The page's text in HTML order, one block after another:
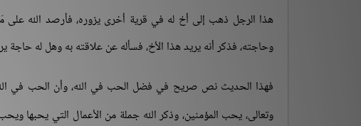
هذا الرجل ذهب إلى أخ له في قرية أخرى يزوره، فأرصد الله
وحاجته، فذكر أنه يريد هذا الأخ، فسأله عن علاقته به وهل له حاجة
فهذا الحديث نص صريح في فضل الحب في الله، وأن الحب في
وتعالى، يحب المؤمنين، وذكر الله جملة من الأعمال التي يحبها